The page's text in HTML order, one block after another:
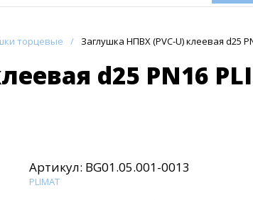
торцевые / Заглушка НПВХ (PVC-U) клеевая d25
d25 PN16
Артикул: BG01.05.001-0013
PLIMAT